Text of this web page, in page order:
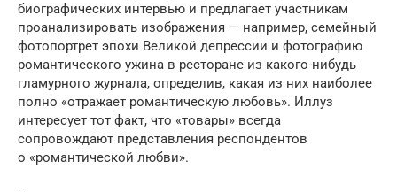
биографических интервью и предлагает участникам
проанализировать изображения — например, семейный
фотопортрет эпохи Великой депрессии и фотографию
романтического ужина в ресторане из какого-нибудь
гламурного журнала, определив, какая из них наиболее
полно «отражает романтическую любовь». Иллуз
интересует тот факт, что «товары» всегда
сопровождают представления респондентов
о «романтической любви».